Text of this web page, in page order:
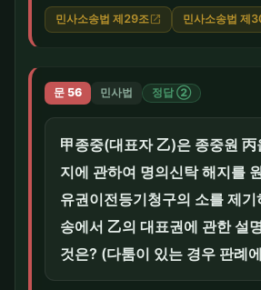
민사소송법 제29조 open_in_new 민사소송법 제
문 56 민사법 정답 ②
甲종중(대표자 乙)은 종중원
지에 관하여 명의신탁 해지를
유권이전등기청구의 소를 제
송에서 乙의 대표권에 관한 설
것은? (다툼이 있는 경우 판례